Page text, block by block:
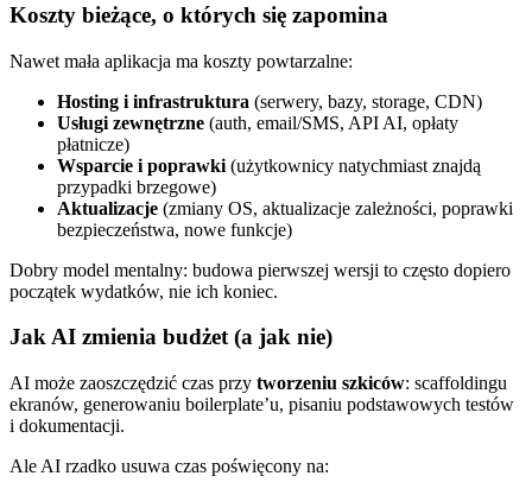
Koszty bieżące, o których się zapomina
Nawet mała aplikacja ma koszty powtarzalne:
Hosting i infrastruktura (serwery, bazy, storage, CDN)
Usługi zewnętrzne (auth, email/SMS, API AI, opłaty
płatnicze)
Wsparcie i poprawki (użytkownicy natychmiast znajdą
przypadki brzegowe)
Aktualizacje (zmiany OS, aktualizacje zależności, poprawki
bezpieczeństwa, nowe funkcje)
Dobry model mentalny: budowa pierwszej wersji to często dopiero
początek wydatków, nie ich koniec.
Jak AI zmienia budżet (a jak nie)
AI może zaoszczędzić czas przy tworzeniu szkiców: scaffoldingu
ekranów, generowaniu boilerplate’u, pisaniu podstawowych testów
i dokumentacji.
Ale AI rzadko usuwa czas poświęcony na: